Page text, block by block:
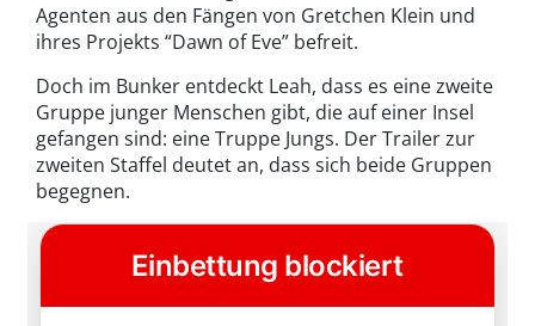
Agenten aus den Fängen von Gretchen Klein und
ihres Projekts “Dawn of Eve” befreit.
Doch im Bunker entdeckt Leah, dass es eine zweite
Gruppe junger Menschen gibt, die auf einer Insel
gefangen sind: eine Truppe Jungs. Der Trailer zur
zweiten Staffel deutet an, dass sich beide Gruppen
begegnen.